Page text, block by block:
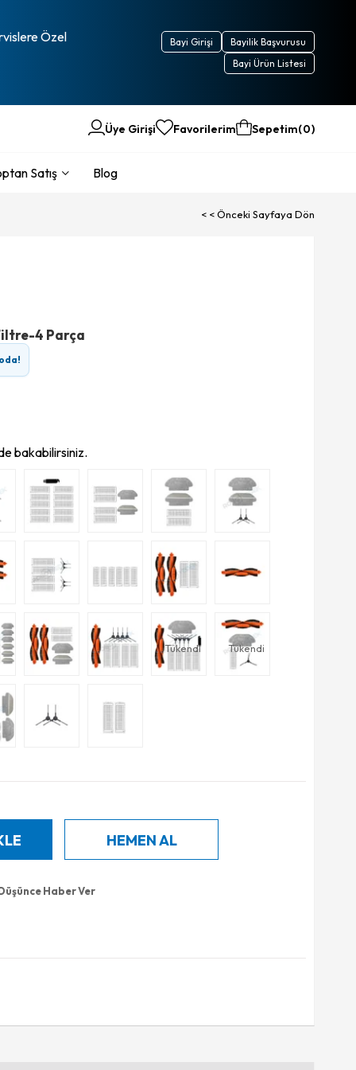
Özel
Bayilik Başvurusu
Bayi Girişi
Bayi Ürün Listesi
Üye Girişi Favorilerim Sepetim 0
Satış Blog
< < Önceki Sayfaya Dön
4 Parça
bakabilirsiniz.
Tükendi Tükendi
Haber Ver